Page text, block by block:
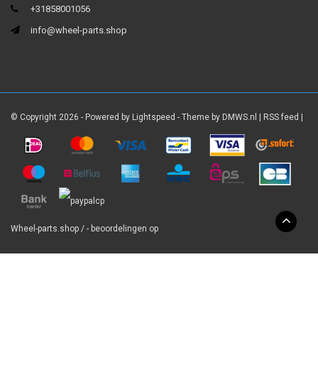
+31858001056
info@wheel-parts.shop
© Copyright 2026 - Powered by Lightspeed - Theme by DMWS.nl RSS feed
Wheel-parts.shop / - beoordelingen op